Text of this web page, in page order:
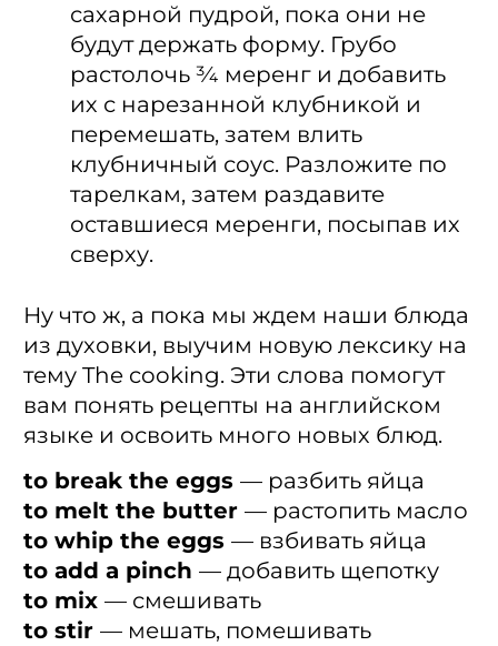
сахарной пудрой, пока они не
будут держать форму. Грубо
растолочь ¾ меренг и добавить
их с нарезанной клубникой и
перемешать, затем влить
клубничный соус. Разложите по
тарелкам, затем раздавите
оставшиеся меренги, посыпав их
сверху.
Ну что ж, а пока мы ждем наши блюда
из духовки, выучим новую лексику на
тему The cooking. Эти слова помогут
вам понять рецепты на английском
языке и освоить много новых блюд.
to break the eggs — разбить яйца
to melt the butter — растопить масло
to whip the eggs — взбивать яйца
to add a pinch — добавить щепотку
to mix — смешивать
to stir — мешать, помешивать